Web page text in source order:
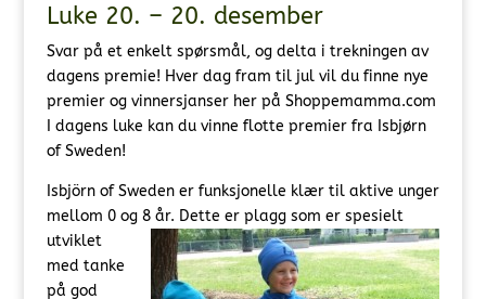
Luke 20. – 20. desember
Svar på et enkelt spørsmål, og delta i trekningen av
dagens premie! Hver dag fram til jul vil du finne nye
premier og vinnersjanser her på Shoppemamma.com
I dagens luke kan du vinne flotte premier fra Isbjørn
of Sweden!
Isbjörn of Sweden er funksjonelle klær til aktive unger
mellom 0 og 8 år. Dette er plagg som er spesielt
utviklet
med tanke
på god